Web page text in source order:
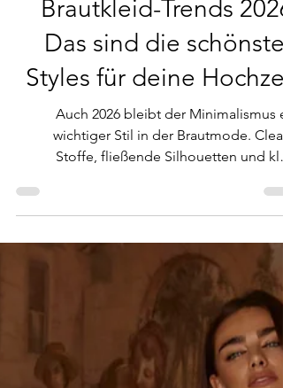
18. Dez. 2025
2 Min. Lesezeit
Brautkleid-Trends
Das sind die
Styles für deine
Auch 2026 bleibt der Minimalismus
Linien stehen für eine zeitlose,
Eleganz. Statt auf filigranen Details liegt
Fokus liegt bewusst auf Schnitt,
und Ausstrahlung. So entsteht
selbstbewusster Look, der die
der Braut in den Mittelpunkt